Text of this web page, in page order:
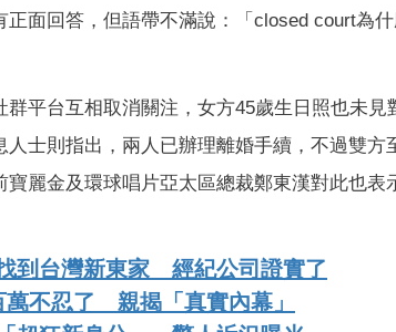
面回答，但語帶不滿說：「closed court為
平台互相取消關注，女方45歲生日照也未見
士則指出，兩人已辦理離婚手續，不過雙方
麗金及環球唱片亞太區總裁鄭東漢對此也表
到台灣新東家 經紀公司證實了
不忍了 親揭「真實內幕」